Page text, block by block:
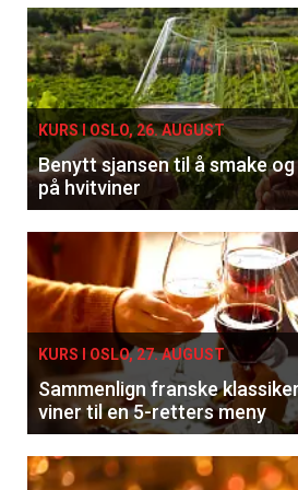
KURS I OSLO, 26. AUGUST
Benytt sjansen til å smake
på hvitviner
KURS I OSLO, 27. AUGUST
Sammenlign franske
viner til en 5-retters meny